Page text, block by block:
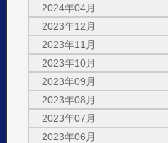
2024年04月
2023年12月
2023年11月
2023年10月
2023年09月
2023年08月
2023年07月
2023年06月